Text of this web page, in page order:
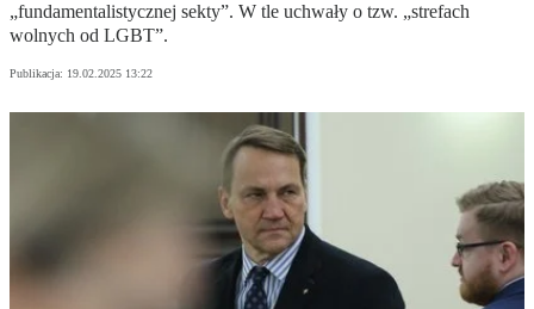
„fundamentalistycznej sekty”. W tle uchwały o tzw. „strefach
wolnych od LGBT”.
Publikacja: 19.02.2025 13:22